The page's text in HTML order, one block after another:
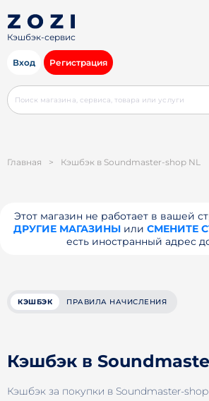
Кэшбэк-сервис
Вход Регистрация
Главная > Кэшбэк в Soundmaster-shop NL
Этот магазин не работает в вашей
ДРУГИЕ МАГАЗИНЫили СМЕНИТЕ
есть иностранный адрес
КЭШБЭК ПРАВИЛА НАЧИСЛЕНИЯ
Кэшбэк в
Кэшбэк за покупки в Soundmaster-